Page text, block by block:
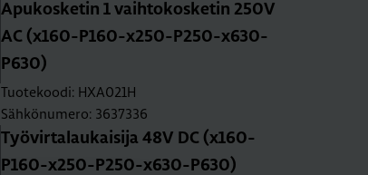
Apu­kos­ke­tin 1 vaih­to­kos­ke­tin 250V
AC (x160-P160-x250-P250-x630-
P630)
Tuotekoodi: HXA021H
Sähkönumero: 3637336
Työ­vir­ta­lau­kai­si­ja 48V DC (x160-
P160-x250-P250-x630-P630)